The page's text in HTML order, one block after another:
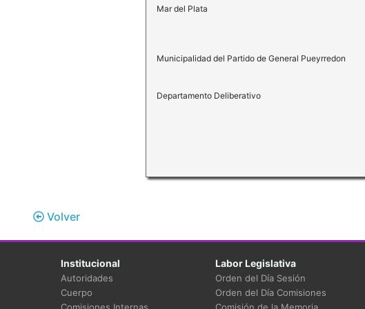
Mar del Plata
Municipalidad del Partido de General Pueyrredon
Departamento Deliberativo
Volver
Institucional
Autoridades
Cuerpo
Labor Legislativa
Orden del Día Sesión
Orden del Día Comisiones